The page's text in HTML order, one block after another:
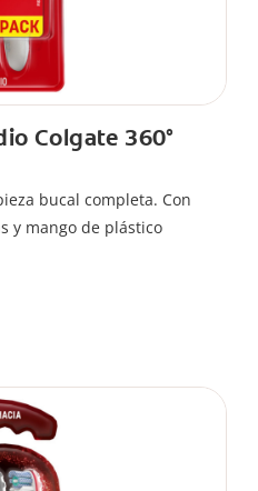
Colgate 360°
bucal completa. Con
y mango de plástico